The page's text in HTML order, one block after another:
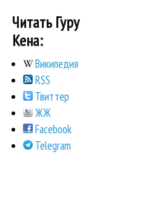
Читать Гуру
Кена:
Википедия
RSS
Твиттер
ЖЖ
Facebook
Telegram